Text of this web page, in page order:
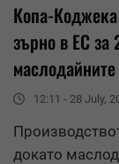
Копа-Коджека
зърно в ЕС за
12:11 - 28 July,
докато